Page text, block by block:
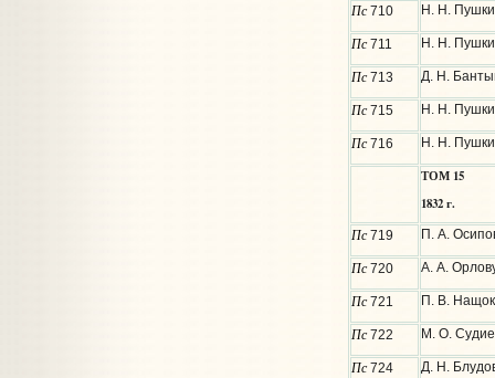
Пс710 Н. Н.
Пс711 Н. Н.
Пс713 Д. Н.
Пс715 Н. Н.
Пс716 Н. Н.
ТОМ 15
1832 г.
Пс719 П. А.
Пс720 А. А.
Пс721 П. В.
Пс722 М. О.
Пс724 Д. Н.